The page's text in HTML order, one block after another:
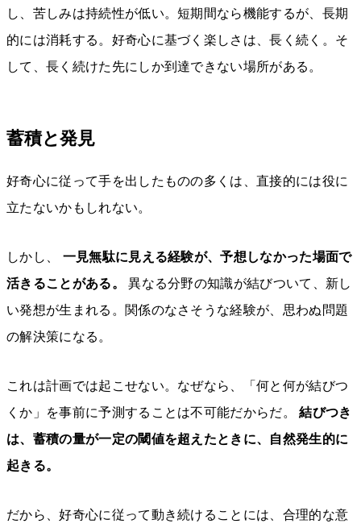
し、苦しみは持続性が低い。短期間なら機能するが、長期
的には消耗する。好奇心に基づく楽しさは、長く続く。そ
して、長く続けた先にしか到達できない場所がある。
蓄積と発見
好奇心に従って手を出したものの多くは、直接的には役に
立たないかもしれない。
しかし、 一見無駄に見える経験が、予想しなかった場面で
活きることがある。
異なる分野の知識が結びついて、新し
い発想が生まれる。関係のなさそうな経験が、思わぬ問題
の解決策になる。
これは計画では起こせない。なぜなら、「何と何が結びつ
くか」を事前に予測することは不可能だからだ。結びつき
は、蓄積の量が一定の閾値を超えたときに、自然発生的に
起きる。
だから、好奇心に従って動き続けることには、合理的な意